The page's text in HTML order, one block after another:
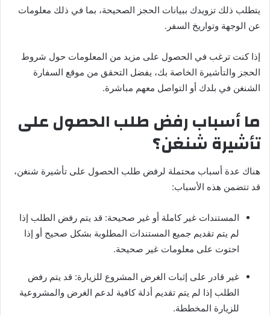
يتطلب ذلك تزويدك ببيانات الحجز الصحيحة، بما في ذلك معلومات
عن الوجهة وتواريخ السفر.
إذا كنت ترغب في الحصول على مزيد من المعلومات حول شروط
الحجز والتأشيرة الخاصة بك، يفضل التحقق من موقع السفارة
الشنغن في بلدك أو التواصل معهم مباشرة.
ما أسباب رفض طلب الحصول على
تأشيرة شنغن؟
هناك عدة أسباب محتملة لرفض طلب الحصول على تأشيرة شنغن،
قد تتضمن هذه الأسباب:
المستندات غير كاملة أو غير صحيحة: قد يتم رفض الطلب إذا
لم يتم تقديم جميع المستندات المطلوبة بشكل صحيح أو إذا
احتوت على معلومات غير صحيحة.
غير قادر على إثبات الغرض المشروع للزيارة: قد يتم رفض
الطلب إذا لم يتم تقديم أدلة كافية لدعم الغرض والمشروعية
للزيارة المخططة.